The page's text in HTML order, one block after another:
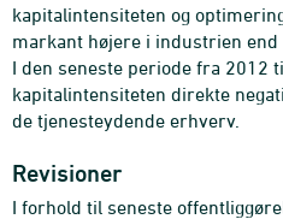
kapitalintensiteten og
markant højere i industrien end
I den seneste periode fra 2012
kapitalintensiteten direkte
de tjenesteydende erhverv.
Revisioner
I forhold til seneste